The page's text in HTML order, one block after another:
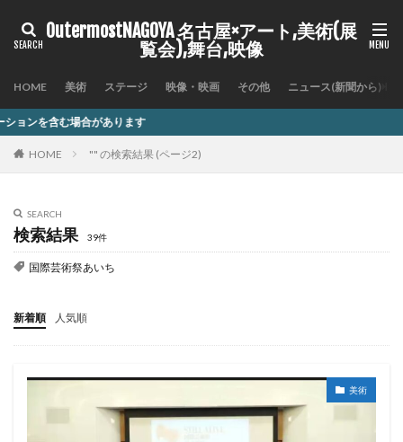
OutermostNAGOYA 名古屋×アート,美術(展
覧会),舞台,映像
HOME 美術 ステージ 映像・映画 その他 ニュース(新聞から)
HOME "" の検索結果 (ページ2)
SEARCH
検索結果 39件
国際芸術祭あいち
新着順 人気順
美術